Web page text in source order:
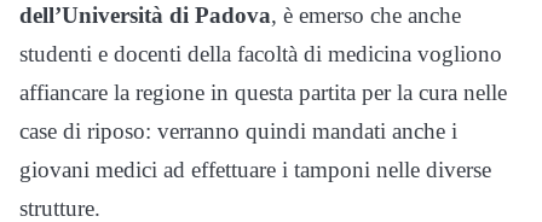
dell’Università di Padova, è emerso che anche
studenti e docenti della facoltà di medicina vogliono
affiancare la regione in questa partita per la cura nelle
case di riposo: verranno quindi mandati anche i
giovani medici ad effettuare i tamponi nelle diverse
strutture.